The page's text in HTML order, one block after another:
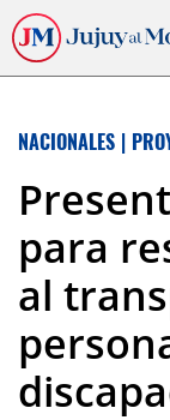
NACIONALES |
para
al